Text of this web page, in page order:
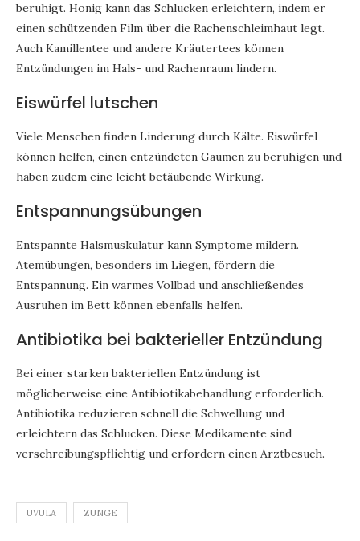
beruhigt. Honig kann das Schlucken erleichtern, indem er
einen schützenden Film über die Rachenschleimhaut legt.
Auch Kamillentee und andere Kräutertees können
Entzündungen im Hals- und Rachenraum lindern.
Eiswürfel lutschen
Viele Menschen finden Linderung durch Kälte. Eiswürfel
können helfen, einen entzündeten Gaumen zu beruhigen und
haben zudem eine leicht betäubende Wirkung.
Entspannungsübungen
Entspannte Halsmuskulatur kann Symptome mildern.
Atemübungen, besonders im Liegen, fördern die
Entspannung. Ein warmes Vollbad und anschließendes
Ausruhen im Bett können ebenfalls helfen.
Antibiotika bei bakterieller Entzündung
Bei einer starken bakteriellen Entzündung ist
möglicherweise eine Antibiotikabehandlung erforderlich.
Antibiotika reduzieren schnell die Schwellung und
erleichtern das Schlucken. Diese Medikamente sind
verschreibungspflichtig und erfordern einen Arztbesuch.
UVULA ZUNGE